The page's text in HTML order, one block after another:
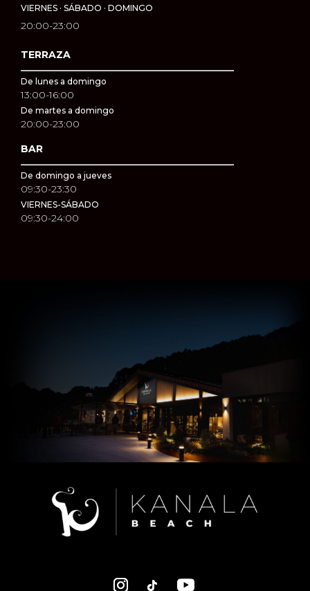
VIERNES · SÁBADO · DOMINGO
20:00-23:00
TERRAZA
De lunes a domingo
13:00-16:00
De martes a domingo
20:00-23:00
BAR
De domingo a jueves
09:30-23:30
VIERNES-SÁBADO
09:30-24:00